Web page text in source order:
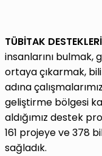
TÜBİTAK
insanlarını
ortaya çıkarmak,
adına
geliştirme bölgesi
aldığımız destek
161 projeye ve 378
sağladık.